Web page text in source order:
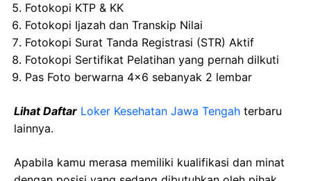
Fotokopi KTP & KK
Fotokopi Ijazah dan Transkip Nilai
Fotokopi Surat Tanda Registrasi (STR) Aktif
Fotokopi Sertifikat Pelatihan yang pernah dilkuti
Pas Foto berwarna 4×6 sebanyak 2 lembar
Lihat Daftar Loker Kesehatan Jawa Tengah terbaru
lainnya.
Apabila kamu merasa memiliki kualifikasi dan minat